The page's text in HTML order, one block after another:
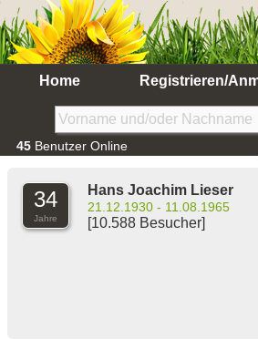
Home Registrieren/
45 Benutzer Online
34
Jahre
Hans Joachim Lieser
21.12.1930 - 11.08.1965
[10.588 Besucher]